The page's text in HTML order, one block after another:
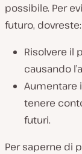
possibile. Per
futuro, dovreste:
Risolvere il
causando
Aumentare
tenere
futuri.
Per saperne di